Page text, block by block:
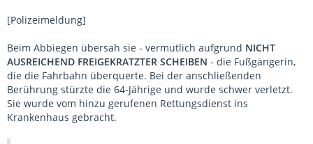
[Polizeimeldung]
Beim Abbiegen übersah sie - vermutlich aufgrund NICHT
AUSREICHEND FREIGEKRATZTER SCHEIBEN - die Fußgängerin,
die die Fahrbahn überquerte. Bei der anschließenden
Berührung stürzte die 64-Jährige und wurde schwer verletzt.
Sie wurde vom hinzu gerufenen Rettungsdienst ins
Krankenhaus gebracht.